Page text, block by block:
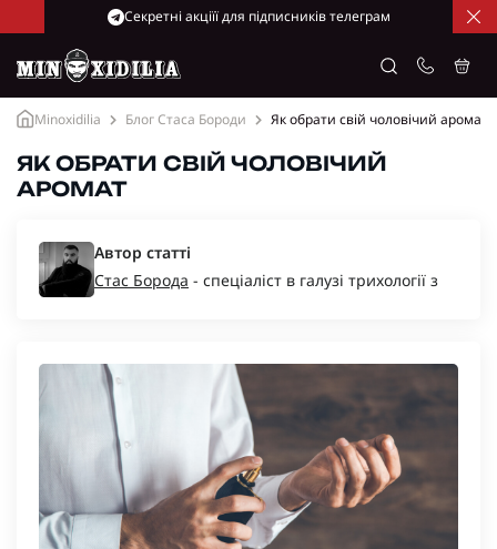
Cекретні акціїї для підписників телеграм
Minoxidilia Блог Стаса Бороди Як обрати свій чоловічий аромат
ЯК ОБРАТИ СВІЙ ЧОЛОВІЧИЙ
АРОМАТ
Автор статті
Стас Борода - спеціаліст в галузі трихології з